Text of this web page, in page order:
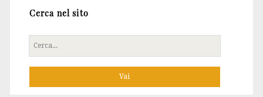
Cerca nel sito
Cerca
per: